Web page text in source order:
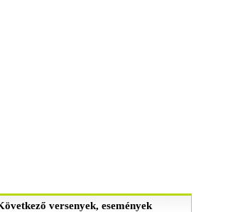
versenyek, események